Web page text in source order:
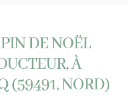
DE NOËL
À
(59491, NORD)